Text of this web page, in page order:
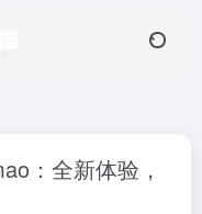
：全新体验，